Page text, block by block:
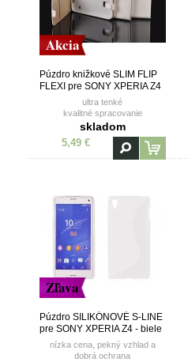
Akcia
Púzdro knižkové SLIM FLIP
FLEXI pre SONY XPERIA Z4
ultra tenké
kvalitné spracovanie
vanička z TPU (termoplastický
polyuretán)
skladom
5,49 €
Zľava
Púzdro SILIKÓNOVÉ S-LINE
pre SONY XPERIA Z4 - biele
nízka cena, pekný vzhlad a
dobrá ochrana